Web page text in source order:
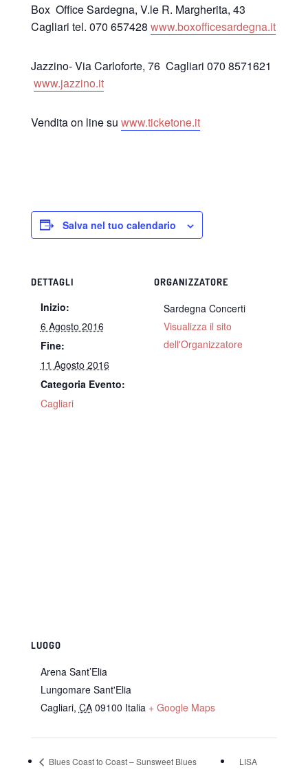
Box Office Sardegna, V.le R. Margherita, 43
Cagliari tel. 070 657428 www.boxofficesardegna.it
Jazzino- Via Carloforte, 76 Cagliari 070 8571621
www.jazzino.it
Vendita on line su www.ticketone.it
Salva nel tuo calendario
DETTAGLI
Inizio:
6 Agosto 2016
Fine:
11 Agosto 2016
Categoria Evento:
Cagliari
ORGANIZZATORE
Sardegna Concerti
Visualizza il sito
dell'Organizzatore
LUOGO
Arena Sant’Elia
Lungomare Sant'Elia
Cagliari, CA 09100 Italia + Google Maps
Blues Coast to Coast – Sunsweet Blues LISA